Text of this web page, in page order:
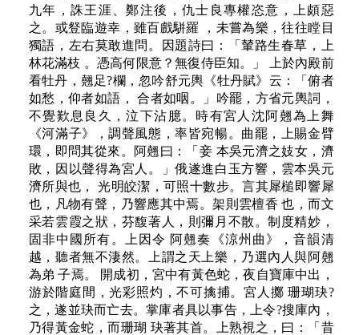
九年，誅王涯、鄭注後，仇士良專權恣意，上頗惡
之。或豋臨遊幸，雖百戲駢羅 ，未嘗為樂，往往瞠目
獨語，左右莫敢進問。因題詩曰：「輦路生春草，上
林花滿枝 。憑高何限意？無復侍臣知。」 上於內殿前
看牡丹，翹足?欄，忽吟舒元輿《牡丹賦》云：「俯者
如愁，仰者如語， 合者如咽。」吟罷，方省元輿詞，
不覺歎息良久，泣下沾臆。時有宮人沈阿翹為上舞
《河滿子》，調聲風態，率皆宛暢。曲罷，上賜金臂
環，即問其從來。阿翹曰：「妾 本吳元濟之妓女，濟
敗，因以聲得為宮人。」俄遂進白玉方響，雲本吳元
濟所與也， 光明皎潔，可照十數步。言其犀槌即響犀
也，凡物有聲，乃響應其中焉。架則雲檀香 也，而文
采若雲霞之狀，芬馥著人，則彌月不散。制度精妙，
固非中國所有。上因令 阿翹奏《涼州曲》，音韻清
越，聽者無不淒然。上謂之天上樂，乃選內人與阿翹
為弟 子焉。 開成初，宮中有黃色蛇，夜自寶庫中出，
游於階庭間，光彩照灼，不可擒捕。宮人擲 珊瑚玦?
之，遂並玦而亡去。掌庫者具以事告，上令?搜庫內，
乃得黃金蛇，而珊瑚 玦著其首。上熟視之，曰：「昔